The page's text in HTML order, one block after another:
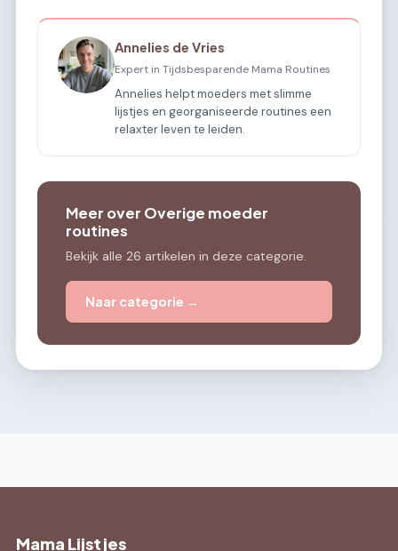
Annelies de Vries
Expert in Tijdsbesparende Mama Routines
Annelies helpt moeders met slimme
lijstjes en georganiseerde routines een
relaxter leven te leiden.
Meer over Overige moeder
routines
Bekijk alle 26 artikelen in deze categorie.
Naar categorie →
Mama Lijstjes